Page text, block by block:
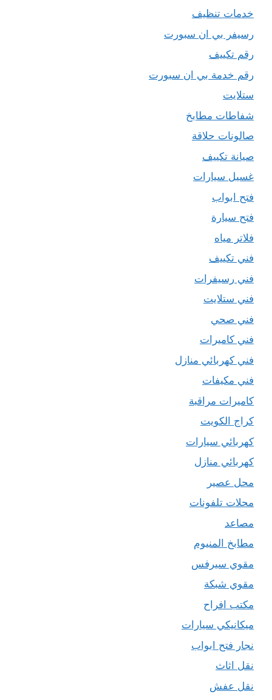
خدمات تنظيف
رسيفر بي ان سبورت
رقم تكييف
رقم خدمة بي ان سبورت
ستلايت
شفاطات مطابخ
صالونات حلاقة
صيانة تكييف
غسيل سيارات
فتح ابواب
فتح سيارة
فلاتر مياه
فني تكييف
فني رسيفرات
فني ستلايت
فني صحي
فني كاميرات
فني كهربائي منازل
فني مكيفات
كاميرات مراقبة
كراج الكويت
كهربائي سيارات
كهربائي منازل
محل عصير
محلات تلفونات
مصاعد
مطابخ المنيوم
مقوي سيرفس
مقوي شبكة
مكتب افراح
ميكانيكي سيارات
نجار فتح ابواب
نقل اثاث
نقل عفش